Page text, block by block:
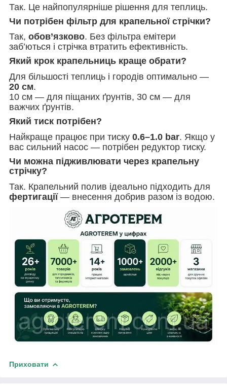
Так. Це найпопулярніше рішення для теплиць.
Чи потрібен фільтр для крапельної стрічки?
Так, обов’язково. Без фільтра емітери
заб’ються і стрічка втратить ефективність.
Який крок крапельниць краще обрати?
Для більшості теплиць і городів оптимально —
20 см.
10 см — для піщаних ґрунтів, 30 см — для
важчих ґрунтів.
Який тиск потрібен?
Найкраще працює при тиску 0.6–1.0 bar. Якщо у
вас сильний насос — потрібен редуктор тиску.
Чи можна підживлювати через крапельну
стрічку?
Так. Крапельний полив ідеально підходить для
фертигації— внесення добрив разом із водою.
Приховати